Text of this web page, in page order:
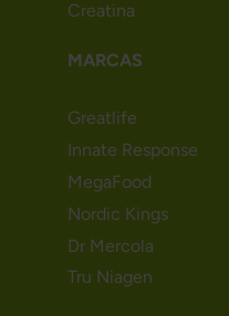
Creatina
MARCAS
Greatlife
Innate Response
MegaFood
Nordic Kings
Dr Mercola
Tru Niagen